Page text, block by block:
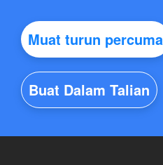
Muat turun percuma
Buat Dalam Talian